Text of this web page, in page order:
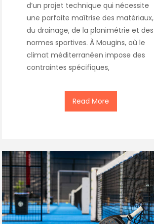
d’un projet technique qui nécessite
une parfaite maîtrise des matériaux,
du drainage, de la planimétrie et des
normes sportives. À Mougins, où le
climat méditerranéen impose des
contraintes spécifiques,
Read More